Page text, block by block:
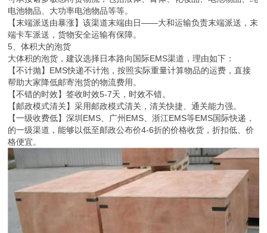
电池物品、大功率电池物品等等。
【末端派送由暴涨】该渠道末端由日——大和运输负责末端派送，末
端卡车派送，货物安全运输有保障。
5、体积大的泡货
大体积的泡货，建议选择日本路向国际EMS渠道，理由如下：
【不计抛】EMS快递不计泡，按照实际重量计算物品的运费，直接
帮助大家降低邮寄泡货的物流费用。
【不错的时效】签收时效5-7天，时效不错。
【邮政模式清关】采用邮政模式清关，清关快捷、通关能力强。
【一级收费低】深圳EMS、广州EMS、浙江EMS等EMS国际快递，
的一级渠道，能够以低至邮政公布价4-6折的价格收货，折扣低、价
格便宜。